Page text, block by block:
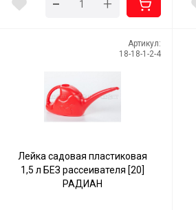
+
Артикул:
18-18-1-2-4
Лейка садовая пластиковая
1,5 л БЕЗ рассеивателя [20]
РАДИАН